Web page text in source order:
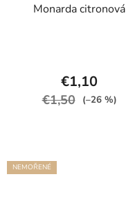
Monarda citronová
€1,10
€1,50 (–26 %)
NEMOŘENÉ